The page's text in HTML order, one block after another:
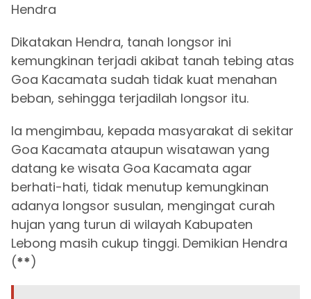
Hendra
Dikatakan Hendra, tanah longsor ini
kemungkinan terjadi akibat tanah tebing atas
Goa Kacamata sudah tidak kuat menahan
beban, sehingga terjadilah longsor itu.
Ia mengimbau, kepada masyarakat di sekitar
Goa Kacamata ataupun wisatawan yang
datang ke wisata Goa Kacamata agar
berhati-hati, tidak menutup kemungkinan
adanya longsor susulan, mengingat curah
hujan yang turun di wilayah Kabupaten
Lebong masih cukup tinggi. Demikian Hendra
(**)